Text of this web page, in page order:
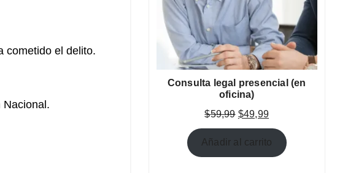
cometido el delito.
Nacional.
Consulta legal presencial (en
oficina)
$59,99 El
precio
original
$49,99El
precio
actual
es:
Añadir al carrito